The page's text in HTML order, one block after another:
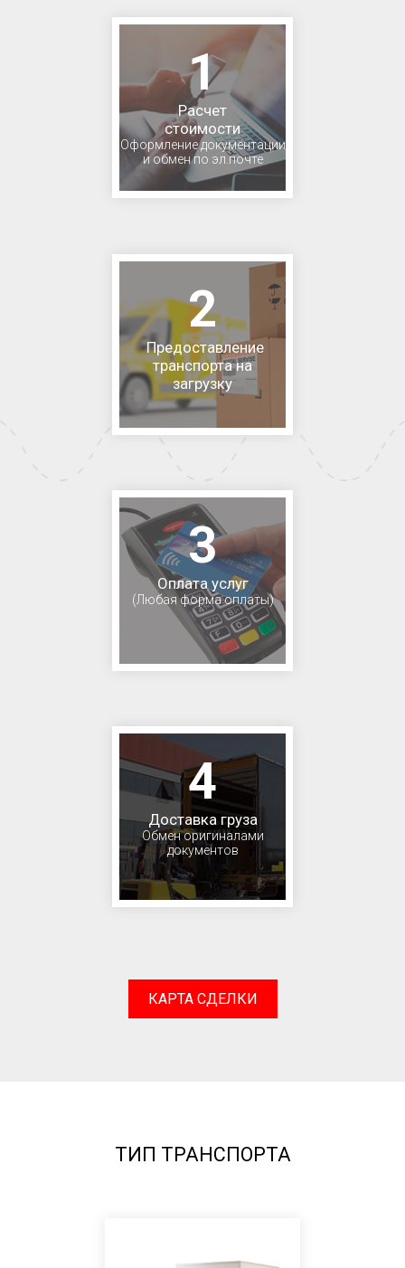
1
Расчет
стоимости
Оформление документации
и обмен по эл.почте
2
Предоставление
транспорта на
загрузку
3
Оплата услуг
(Любая форма оплаты)
4
Доставка груза
Обмен оригиналами
документов
КАРТА СДЕЛКИ
ТИП ТРАНСПОРТА